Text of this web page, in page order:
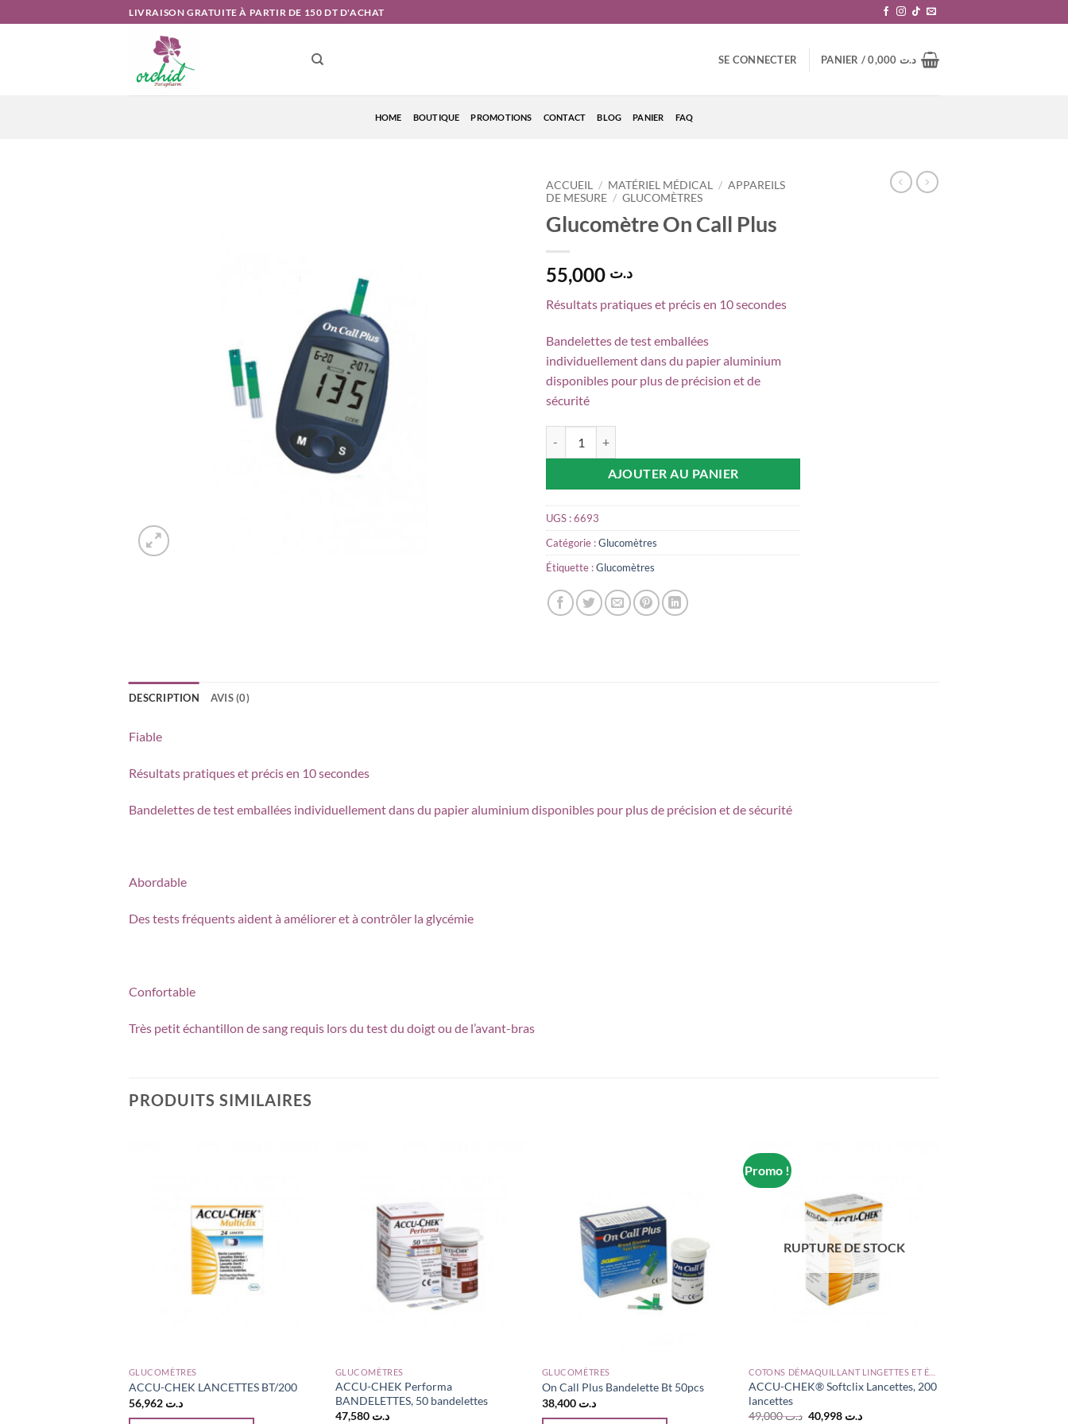
au
LIVRAISON GRATUITE À PARTIR DE 150 DT D'ACHAT
SE CONNECTER PANIER / د.ت
HOME BOUTIQUE PROMOTIONS CONTACT BLOG PANIER FAQ
ACCUEIL / MATÉRIEL MÉDICAL / APPAREILS
DE MESURE / GLUCOMÈTRES
Glucomètre On Call Plus
د.ت
Résultats pratiques et précis en 10 secondes
Bandelettes de test emballées
individuellement dans du papier aluminium
disponibles pour plus de précision et de
sécurité
AJOUTER AU PANIER
UGS :6693
Catégorie :Glucomètres
Étiquette :Glucomètres
DESCRIPTION AVIS (0)
Fiable
Résultats pratiques et précis en 10 secondes
Bandelettes de test emballées individuellement dans du papier aluminium disponibles pour plus de précision et de sécurité
Abordable
Des tests fréquents aident à améliorer et à contrôler la glycémie
Confortable
Très petit échantillon de sang requis lors du test du doigt ou de l’avant-bras
PRODUITS SIMILAIRES
GLUCOMÈTRES
ACCU-CHEK LANCETTES BT/200
د.ت 56,962
GLUCOMÈTRES
ACCU-CHEK Performa
BANDELETTES, 50 bandelettes
د.ت 47,580
GLUCOMÈTRES
On Call Plus Bandelette Bt 50pcs
د.ت 38,400
Promo !
RUPTURE DE STOCK
ACCU-CHEK® Softclix Lancettes, 200
lancettes
د.ت49,000
Le
د.تLe